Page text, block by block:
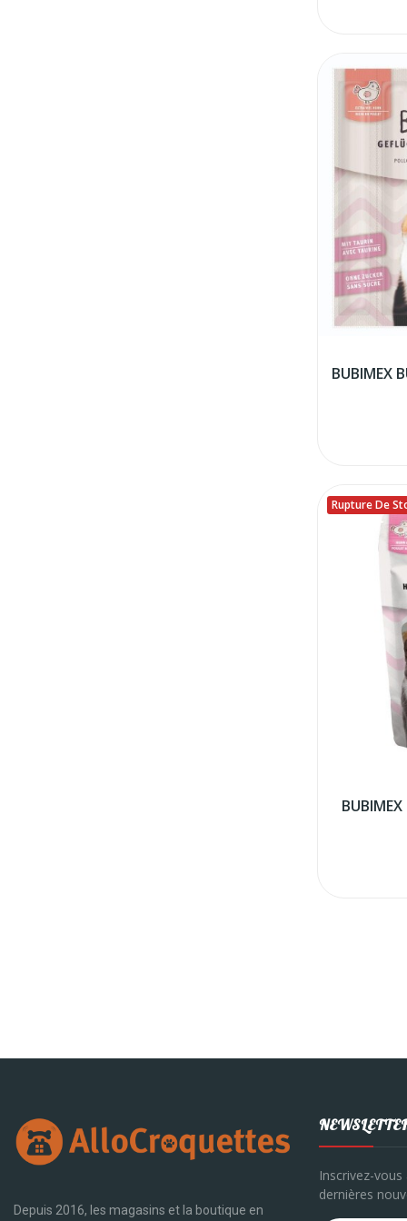
Rupture De
Depuis 2016, les magasins et la boutique en
Inscrivez-
dernières